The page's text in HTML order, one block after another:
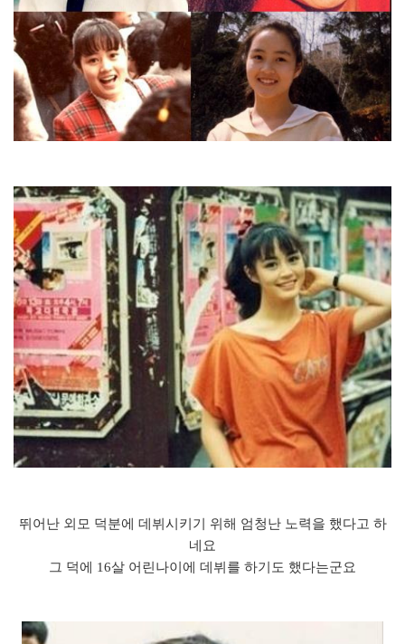
뛰어난 외모 덕분에 데뷔시키기 위해 엄청난 노력을 했다고 하
네요
그 덕에 16살 어린나이에 데뷔를 하기도 했다는군요